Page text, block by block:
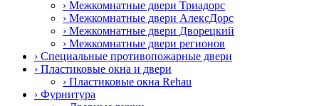
› Межкомнатные двери Триадорс
› Межкомнатные двери АлексДорс
› Межкомнатные двери Дворецкий
› Межкомнатные двери регионов
› Специальные противопожарные двери
› Пластиковые окна и двери
› Пластиковые окна Rehau
› Фурнитура